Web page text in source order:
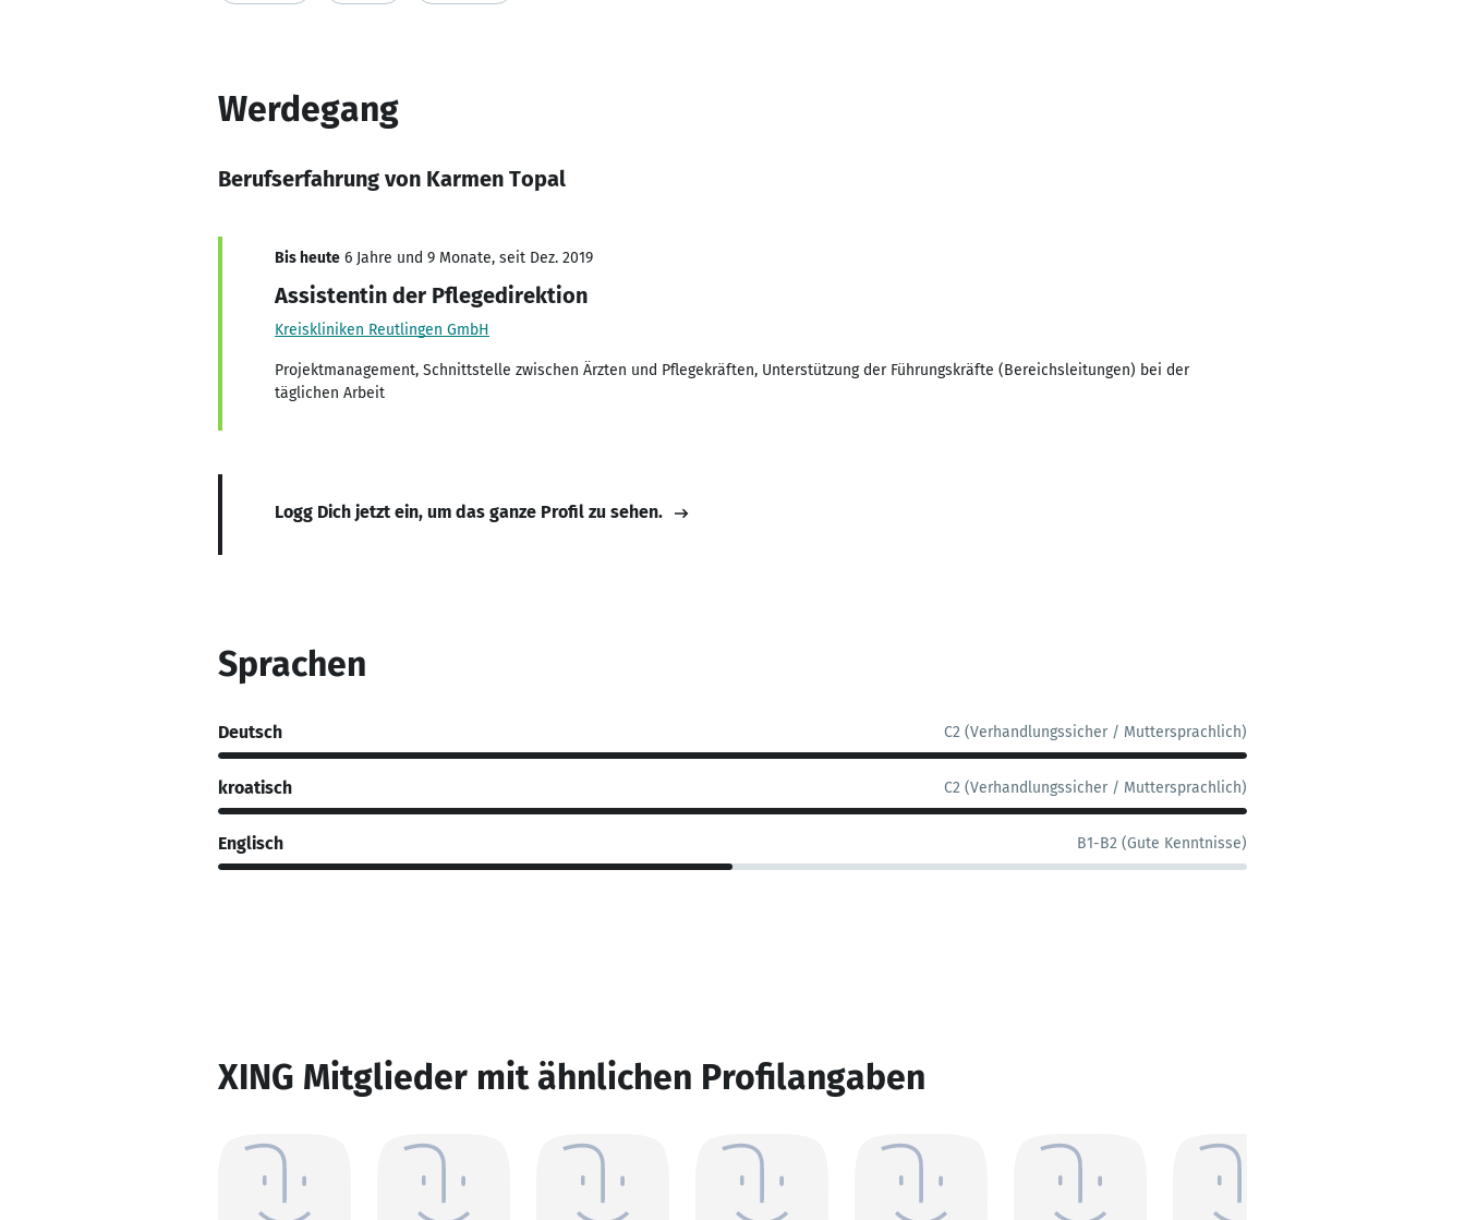
Werdegang
Berufserfahrung von Karmen Topal
Bis heute 6 Jahre und 9 Monate, seit Dez. 2019
Assistentin der Pflegedirektion
Kreiskliniken Reutlingen GmbH
Projektmanagement, Schnittstelle zwischen Ärzten und Pflegekräften, Unterstützung der Führungskräfte (Bereichsleitungen) bei der
täglichen Arbeit
Logg Dich jetzt ein, um das ganze Profil zu sehen.
Sprachen
Deutsch C2 (Verhandlungssicher / Muttersprachlich)
kroatisch C2 (Verhandlungssicher / Muttersprachlich)
Englisch B1-B2 (Gute Kenntnisse)
XING Mitglieder mit ähnlichen Profilangaben